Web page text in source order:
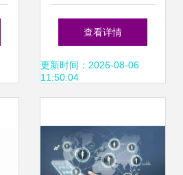
点 商界赢家的风险
博弈法则
查看详情
更新时间：2026-08-06
11:50:04